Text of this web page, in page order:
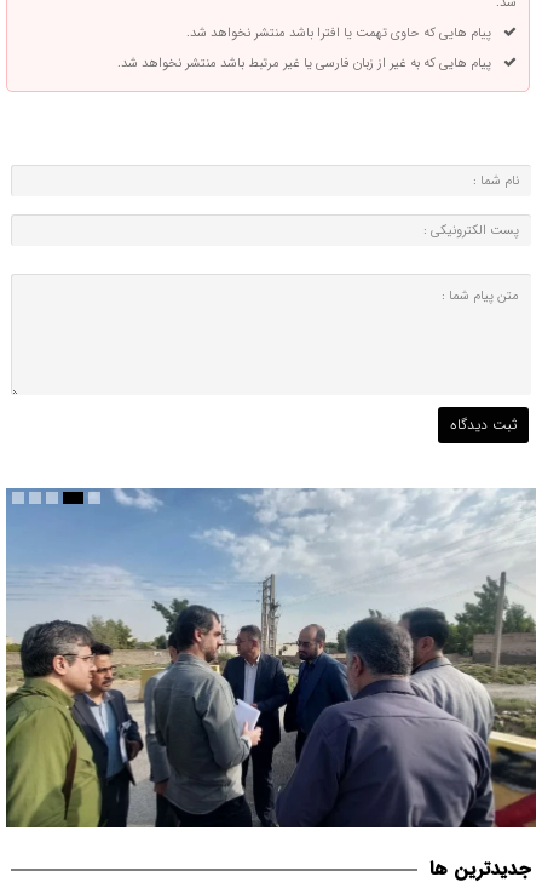
پیام هایی که حاوی تهمت یا افترا باشد منتشر نخواهد شد.
پیام هایی که به غیر از زبان فارسی یا غیر مرتبط باشد منتشر نخواهد شد.
اصلاح خط محدوده قانونی شهر
جديدترين ها